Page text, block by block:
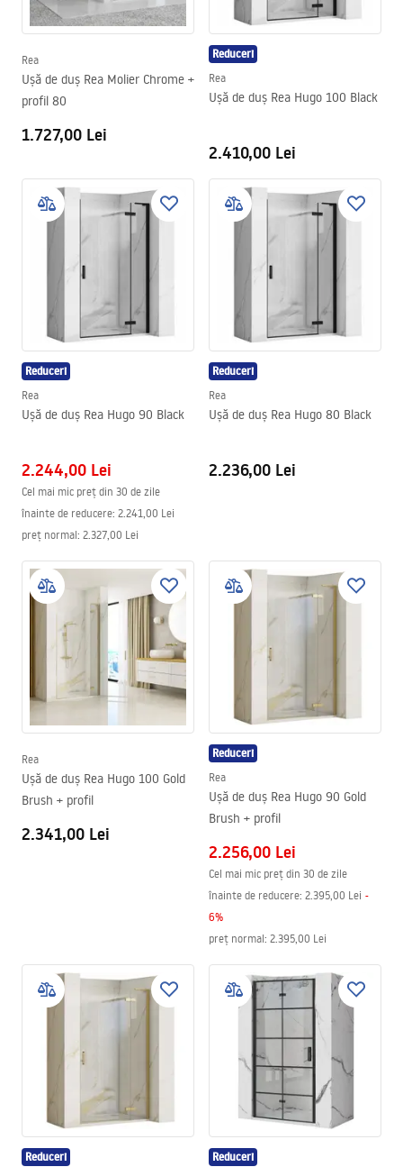
Rea
Ușă de duș Rea Molier Chrome +
profil 80
1.727,00 Lei
Reduceri
Rea
Ușă de duș Rea Hugo 100 Black
2.410,00 Lei
Reduceri
Rea
Ușă de duș Rea Hugo 90 Black
2.244,00 Lei
Cel mai mic preț din 30 de zile
înainte de reducere: 2.241,00 Lei
preț normal: 2.327,00 Lei
Reduceri
Rea
Ușă de duș Rea Hugo 80 Black
2.236,00 Lei
Rea
Ușă de duș Rea Hugo 100 Gold
Brush + profil
2.341,00 Lei
Reduceri
Rea
Ușă de duș Rea Hugo 90 Gold
Brush + profil
2.256,00 Lei
Cel mai mic preț din 30 de zile
înainte de reducere: 2.395,00 Lei -
6%
preț normal: 2.395,00 Lei
Reduceri Reduceri